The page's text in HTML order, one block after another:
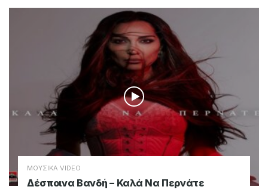
ΜΟΥΣΙΚΑ VIDEO
Δέσποινα Βανδή – Καλά Να Περνάτε